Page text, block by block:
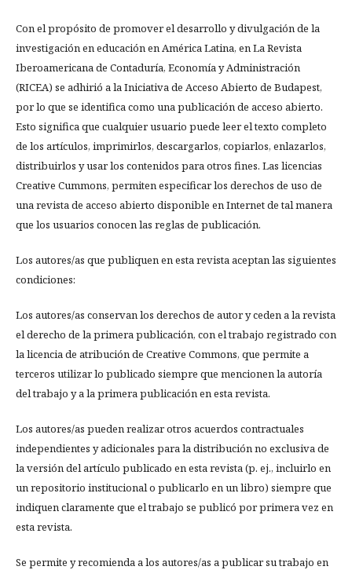
Con el propósito de promover el desarrollo y divulgación de la
investigación en educación en América Latina, en La Revista
Iberoamericana de Contaduría, Economía y Administración
(RICEA) se adhirió a la Iniciativa de Acceso Abierto de Budapest,
por lo que se identifica como una publicación de acceso abierto.
Esto significa que cualquier usuario puede leer el texto completo
de los artículos, imprimirlos, descargarlos, copiarlos, enlazarlos,
distribuirlos y usar los contenidos para otros fines. Las licencias
Creative Cummons, permiten especificar los derechos de uso de
una revista de acceso abierto disponible en Internet de tal manera
que los usuarios conocen las reglas de publicación.
Los autores/as que publiquen en esta revista aceptan las siguientes
condiciones:
Los autores/as conservan los derechos de autor y ceden a la revista
el derecho de la primera publicación, con el trabajo registrado con
la licencia de atribución de Creative Commons, que permite a
terceros utilizar lo publicado siempre que mencionen la autoría
del trabajo y a la primera publicación en esta revista.
Los autores/as pueden realizar otros acuerdos contractuales
independientes y adicionales para la distribución no exclusiva de
la versión del artículo publicado en esta revista (p. ej., incluirlo en
un repositorio institucional o publicarlo en un libro) siempre que
indiquen claramente que el trabajo se publicó por primera vez en
esta revista.
Se permite y recomienda a los autores/as a publicar su trabajo en